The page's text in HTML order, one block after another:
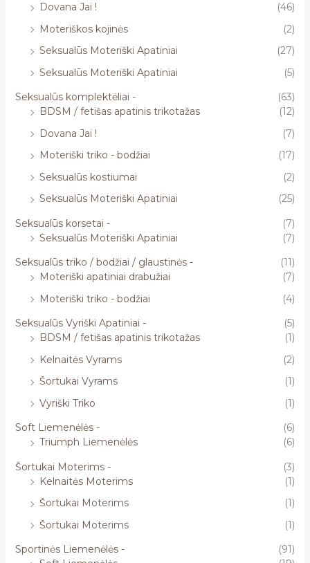
Dovana Jai !
(46)
Moteriškos kojinės
(2)
Seksualūs Moteriški Apatiniai
(27)
Seksualūs Moteriški Apatiniai
(5)
Seksualūs komplektėliai -
(63)
BDSM / fetišas apatinis trikotažas
(12)
Dovana Jai !
(7)
Moteriški triko - bodžiai
(17)
Seksualūs kostiumai
(2)
Seksualūs Moteriški Apatiniai
(25)
Seksualūs korsetai -
(7)
Seksualūs Moteriški Apatiniai
(7)
Seksualūs triko / bodžiai / glaustinės -
(11)
Moteriški apatiniai drabužiai
(7)
Moteriški triko - bodžiai
(4)
Seksualūs Vyriški Apatiniai -
(5)
BDSM / fetišas apatinis trikotažas
(1)
Kelnaitės Vyrams
(2)
Šortukai Vyrams
(1)
Vyriški Triko
(1)
Soft Liemenėlės -
(6)
Triumph Liemenėlės
(6)
Šortukai Moterims -
(3)
Kelnaitės Moterims
(1)
Šortukai Moterims
(1)
Šortukai Moterims
(1)
Sportinės Liemenėlės -
(91)